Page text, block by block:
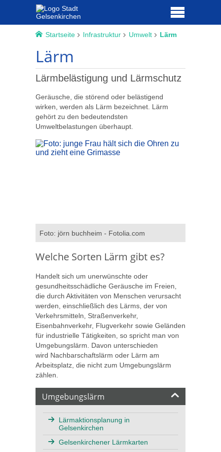
Startseite Infrastruktur Umwelt Lärm
Lärm
Lärmbelästigung und Lärmschutz
Geräusche, die störend oder belästigend
wirken, werden als Lärm bezeichnet. Lärm
gehört zu den bedeutendsten
Umweltbelastungen überhaupt.
Foto: jörn buchheim - Fotolia.com
Welche Sorten Lärm gibt es?
Handelt sich um unerwünschte oder
gesundheitsschädliche Geräusche im Freien,
die durch Aktivitäten von Menschen verursacht
werden, einschließlich des Lärms, der von
Verkehrsmitteln, Straßenverkehr,
Eisenbahnverkehr, Flugverkehr sowie Geländen
für industrielle Tätigkeiten, so spricht man von
Umgebungslärm. Davon unterschieden
wird Nachbarschaftslärm oder Lärm am
Arbeitsplatz, die nicht zum Umgebungslärm
zählen.
Umgebungslärm
Lärmaktionsplanung in
Gelsenkirchen
Gelsenkirchener Lärmkarten